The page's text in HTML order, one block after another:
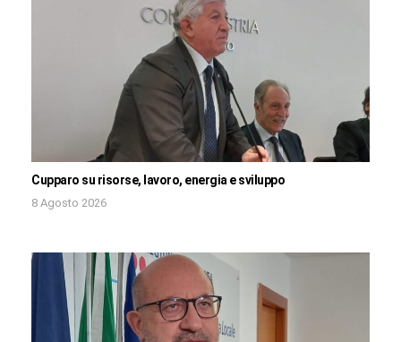
Cupparo su risorse, lavoro, energia e sviluppo
8 Agosto 2026